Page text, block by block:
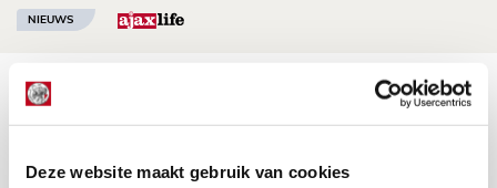
Deze website maakt gebruik van cookies
NIEUWS
Míchels elf: met welke formatie begin
jij aan nieuw eredivisieseizoen?
NIEUWS